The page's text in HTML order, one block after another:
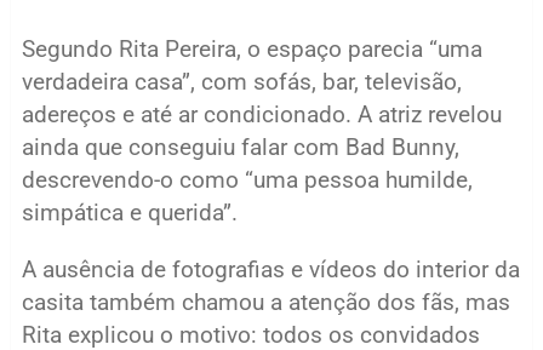
Segundo Rita Pereira, o espaço parecia “uma
verdadeira casa”, com sofás, bar, televisão,
adereços e até ar condicionado. A atriz revelou
ainda que conseguiu falar com Bad Bunny,
descrevendo-o como “uma pessoa humilde,
simpática e querida”.
A ausência de fotografias e vídeos do interior da
casita também chamou a atenção dos fãs, mas
Rita explicou o motivo: todos os convidados